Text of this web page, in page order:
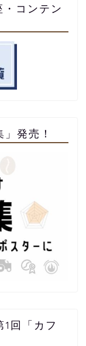
コンテン
発売！
1回「カフ